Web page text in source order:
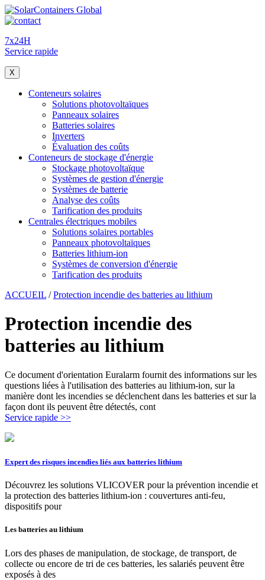
7x24H
Service rapide
X
Conteneurs solaires
Solutions photovoltaïques
Panneaux solaires
Batteries solaires
Inverters
Évaluation des coûts
Conteneurs de stockage d'énergie
Stockage photovoltaïque
Systèmes de gestion d'énergie
Systèmes de batterie
Analyse des coûts
Tarification des produits
Centrales électriques mobiles
Solutions solaires portables
Panneaux photovoltaïques
Batteries lithium-ion
Systèmes de conversion d'énergie
Tarification des produits
ACCUEIL /Protection incendie des batteries au lithium
Protection incendie des
batteries au lithium
Ce document d'orientation Euralarm fournit des informations sur les
questions liées à l'utilisation des batteries au lithium-ion, sur la
manière dont les incendies se déclenchent dans les batteries et sur la
façon dont ils peuvent être détectés, cont
Service rapide >>
Expert des risques incendies liés aux batteries lithium
Découvrez les solutions VLICOVER pour la prévention incendie et
la protection des batteries lithium-ion : couvertures anti-feu,
dispositifs pour
Les batteries au lithium
Lors des phases de manipulation, de stockage, de transport, de
collecte ou encore de tri de ces batteries, les salariés peuvent être
exposés à des